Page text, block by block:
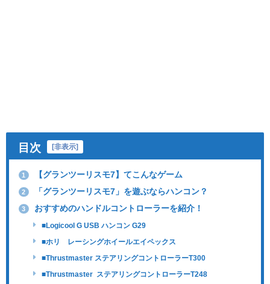
目次 [非表示]
1 【グランツーリスモ7】てこんなゲーム
2 「グランツーリスモ7」を遊ぶならハンコン？
3 おすすめのハンドルコントローラーを紹介！
■Logicool G USB ハンコン G29
■ホリ レーシングホイールエイペックス
■Thrustmaster ステアリングコントローラーT300
■Thrustmaster ステアリングコントローラーT248